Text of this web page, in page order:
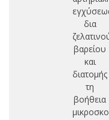
δια
βαρείου
και
διατομής
τη
βοήθεια